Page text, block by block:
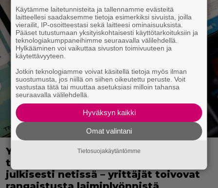
Yle: Uuden lain myötä työnhakijan
täytyy kertoa osaamisestaan
julkisesti netissä – yrittäjät toivovat
Käytämme laitetunnisteita ja tallennamme evästeitä
laitteellesi saadaksemme tietoja esimerkiksi sivuista, joilla
vierailit, IP-osoitteestasi sekä laitteesi ominaisuuksista.
Pääset tutustumaan yksityiskohtaisesti käyttötarkoituksiin ja
teknologiakumppaneihimme seuraavalla välilehdellä.
Hylkääminen voi vaikuttaa sivuston toimivuuteen ja
käytettävyyteen.
Jotkin teknologiamme voivat käsitellä tietoja myös ilman
suostumusta, jos niillä on siihen oikeutettu peruste. Voit
vastustaa tätä tai muuttaa asetuksiasi milloin tahansa
seuraavalla välilehdellä.
Hyväksyn kaikki
Omat valintani
Tietosuojakäytäntömme